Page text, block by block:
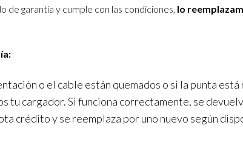
de garantía y cumple con las condiciones, lo
o el cable están quemados o si la punta
tu cargador. Si funciona correctamente, se
crédito y se reemplaza por uno nuevo según